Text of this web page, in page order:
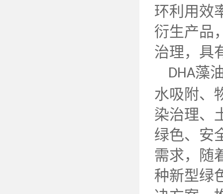
环利用效
衍生产品
治理，具
DHA藻
水吸附、
染治理、
绿色、安
需求，随
种新型绿